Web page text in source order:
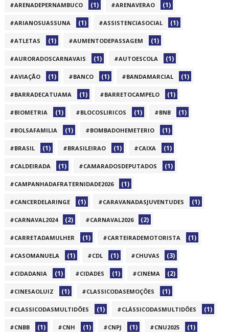
#ARENADEPERNAMBUCO (1) #ARENAVERAO (1)
#ARIANOSUASSUNA (1) #ASSISTENCIASOCIAL (1)
#ATLETAS (1) #AUMENTODEPASSAGEM (1)
#AURORADOSCARNAVAIS (1) #AUTOESCOLA (1)
#AVIAÇÃO (1) #BANCO (1) #BANDAMARCIAL (1)
#BARRADECATUAMA (1) #BARRETOCAMPELO (1)
#BIOMETRIA (1) #BLOCOSLIRICOS (1) #BNB (1)
#BOLSAFAMILIA (1) #BOMBADOHEMETERIO (1)
#BRASIL (1) #BRASILEIRAO (1) #CAIXA (1)
#CALDEIRADA (1) #CAMARADOSDEPUTADOS (1)
#CAMPANHADAFRATERNIDADE2026 (1)
#CANCERDELARINGE (1) #CARAVANADASJUVENTUDES (1)
#CARNAVAL2024 (2) #CARNAVAL2026 (2)
#CARRETADAMULHER (1) #CARTEIRADEMOTORISTA (1)
#CASOMANUELA (1) #CDL (1) #CHUVAS (3)
#CIDADANIA (1) #CIDADES (1) #CINEMA (2)
#CINESAOLUIZ (1) #CLASSICODASEMOÇÕES (1)
#CLASSICODASMULTIDÕES (1) #CLÁSSICODASMULTIDÕES (1)
#CNBB (1) #CNH (1) #CNPJ (1) #CNU2025 (1)